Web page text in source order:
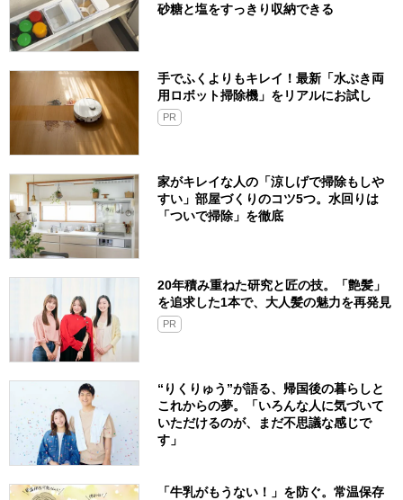
砂糖と塩をすっきり収納できる
手でふくよりもキレイ！最新「水ぶき両
用ロボット掃除機」をリアルにお試し
PR
家がキレイな人の「涼しげで掃除もしや
すい」部屋づくりのコツ5つ。水回りは
「ついで掃除」を徹底
20年積み重ねた研究と匠の技。「艶髪」
を追求した1本で、大人髪の魅力を再発見
PR
“りくりゅう”が語る、帰国後の暮らしと
これからの夢。「いろんな人に気づいて
いただけるのが、まだ不思議な感じで
す」
「牛乳がもうない！」を防ぐ。常温保存